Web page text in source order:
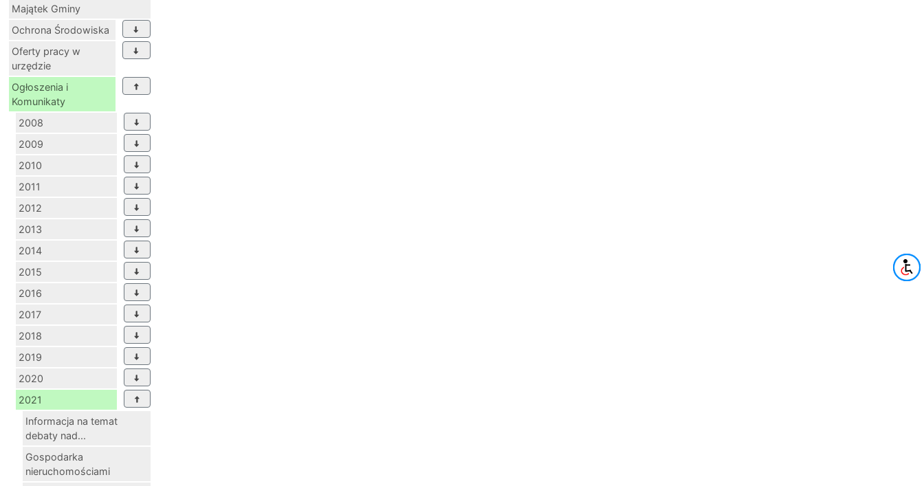
Majątek Gminy
Ochrona Środowiska
Oferty pracy w
urzędzie
Ogłoszenia i
Komunikaty
2008
2009
2010
2011
2012
2013
2014
2015
2016
2017
2018
2019
2020
2021
Informacja na temat
debaty nad...
Gospodarka
nieruchomościami